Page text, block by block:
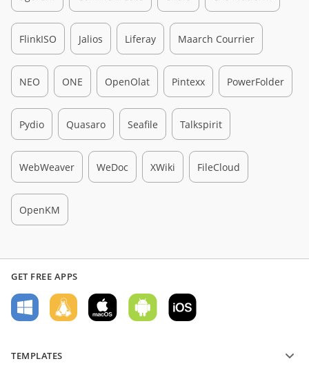
FlinkISO Jalios Liferay Maarch Courrier
NEO ONE OpenOlat Pintexx PowerFolder
Pydio Quasaro Seafile Talkspirit
WebWeaver WeDoc XWiki FileCloud
OpenKM
GET FREE APPS
TEMPLATES